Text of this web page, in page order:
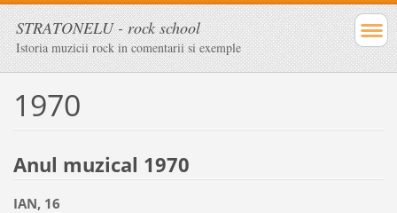
STRATONELU - rock school
Istoria muzicii rock in comentarii si exemple
1970
Anul muzical 1970
IAN, 16